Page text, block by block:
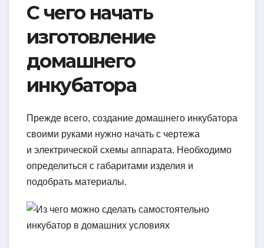
С чего начать
изготовление
домашнего
инкубатора
Прежде всего, создание домашнего инкубатора
своими руками нужно начать с чертежа
и электрической схемы аппарата. Необходимо
определиться с габаритами изделия и
подобрать материалы.